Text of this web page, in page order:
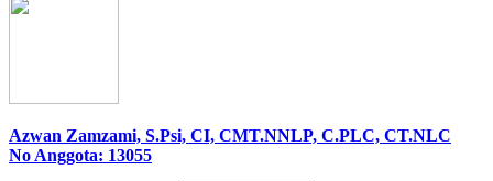
Azwan Zamzami, S.Psi, CI, CMT.NNLP, C.PLC, CT.NLC
No Anggota: 13055